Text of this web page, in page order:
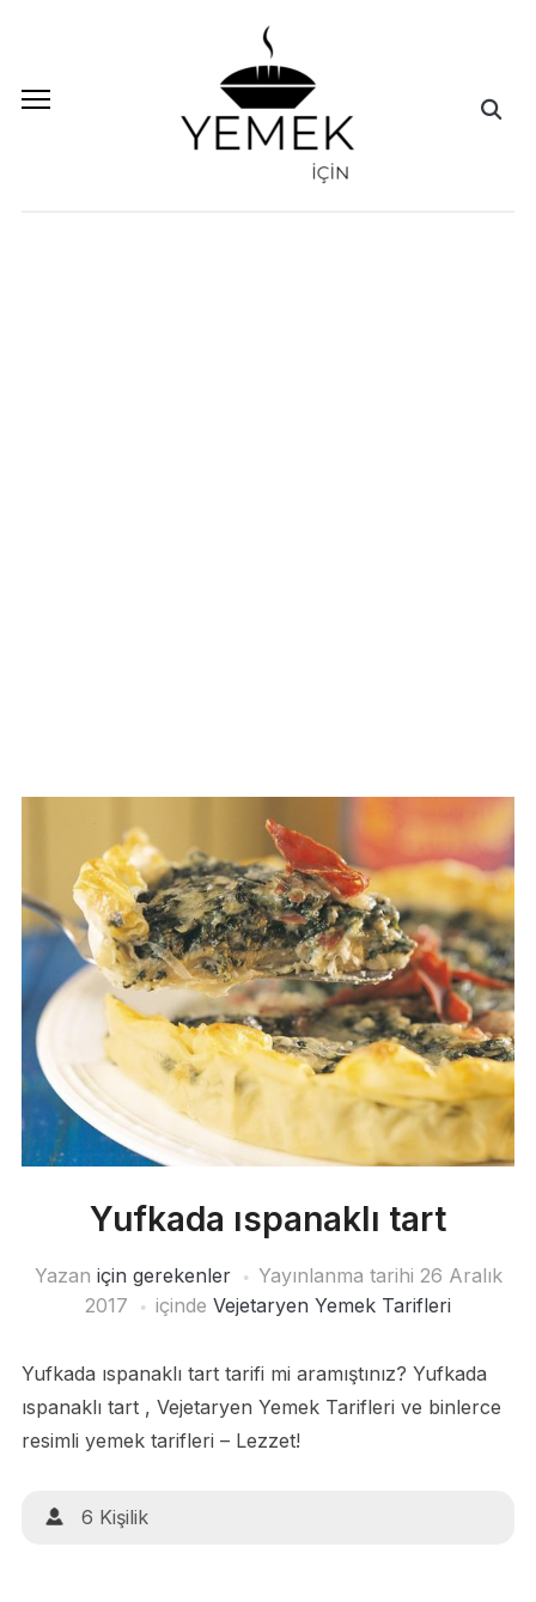
Yufkada ıspanaklı tart
Yazan için gerekenler Yayınlanma tarihi 26 Aralık
2017
içinde Vejetaryen Yemek Tarifleri
Yufkada ıspanaklı tart tarifi mi aramıştınız? Yufkada
ıspanaklı tart , Vejetaryen Yemek Tarifleri ve binlerce
resimli yemek tarifleri – Lezzet!
6 Kişilik